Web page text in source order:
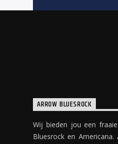
ARROW BLUESROCK
Wij bieden jou een
Bluesrock en